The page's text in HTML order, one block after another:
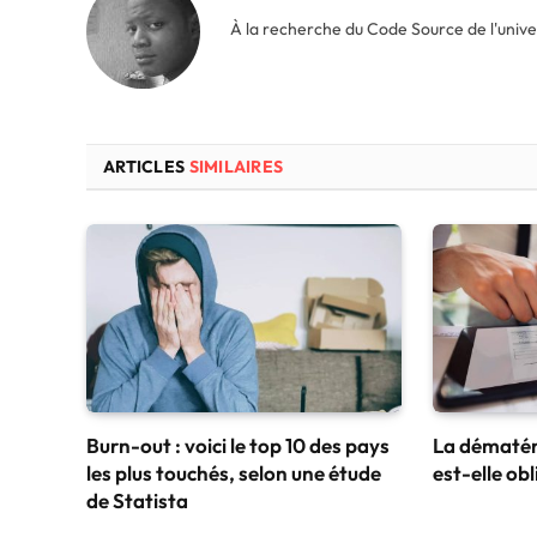
À la recherche du Code Source de
ARTICLES SIMILAIRES
Burn-out : voici le top 10 des pays
les plus touchés, selon une étude
de Statista
La
est-elle